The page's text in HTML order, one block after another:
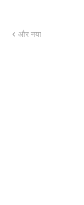
और नया